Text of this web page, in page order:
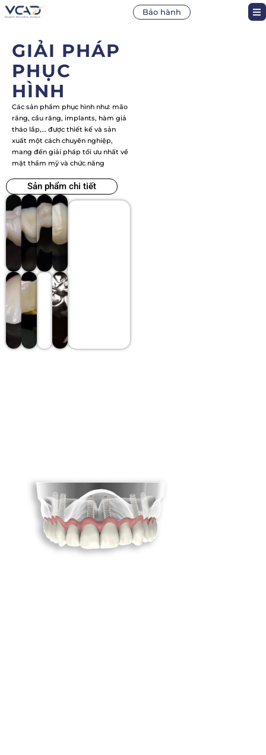
Bảo hành
GIẢI PHÁP
PHỤC
HÌNH
Các sản phẩm phục hình như: mão
răng, cầu răng, implants, hàm giả
tháo lắp,… được thiết kế và sản
xuất một cách chuyên nghiệp,
mang đến giải pháp tối ưu nhất về
mặt thẩm mỹ và chức năng
Sản phẩm chi tiết